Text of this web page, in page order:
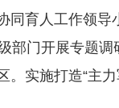
同育人工作领导
部门开展专题调
。实施打造“主力